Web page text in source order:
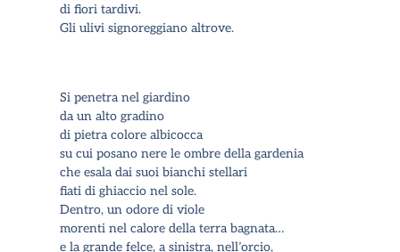
di fiori tardivi.
Gli ulivi signoreggiano altrove.
Si penetra nel giardino
da un alto gradino
di pietra colore albicocca
su cui posano nere le ombre della gardenia
che esala dai suoi bianchi stellari
fiati di ghiaccio nel sole.
Dentro, un odore di viole
morenti nel calore della terra bagnata…
e la grande felce, a sinistra, nell’orcio,